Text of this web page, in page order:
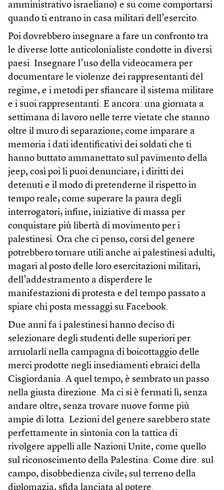
amministrativo israeliano) e su come comportarsi
quando ti entrano in casa militari dell’esercito.
Poi dovrebbero insegnare a fare un confronto tra
le diverse lotte anticolonialiste condotte in diversi
paesi. Insegnare l’uso della videocamera per
documentare le violenze dei rappresentanti del
regime, e i metodi per sfiancare il sistema militare
e i suoi rappresentanti. E ancora: una giornata a
settimana di lavoro nelle terre vietate che stanno
oltre il muro di separazione; come imparare a
memoria i dati identificativi dei soldati che ti
hanno buttato ammanettato sul pavimento della
jeep, così poi li puoi denunciare; i diritti dei
detenuti e il modo di pretenderne il rispetto in
tempo reale; come superare la paura degli
interrogatori; infine, iniziative di massa per
conquistare più libertà di movimento per i
palestinesi. Ora che ci penso, corsi del genere
potrebbero tornare utili anche ai palestinesi adulti,
magari al posto delle loro esercitazioni militari,
dell’addestramento a disperdere le
manifestazioni di protesta e del tempo passato a
spiare chi posta messaggi su Facebook.
Due anni fa i palestinesi hanno deciso di
selezionare degli studenti delle superiori per
arruolarli nella campagna di boicottaggio delle
merci prodotte negli insediamenti ebraici della
Cisgiordania. A quel tempo, è sembrato un passo
nella giusta direzione. Ma ci si è fermati lì, senza
andare oltre, senza trovare nuove forme più
ampie di lotta. Lezioni del genere sarebbero state
perfettamente in sintonia con la tattica di
rivolgere appelli alle Nazioni Unite, come quello
sul riconoscimento della Palestina. Come dire: sul
campo, disobbedienza civile; sul terreno della
diplomazia, sfida lanciata al potere.